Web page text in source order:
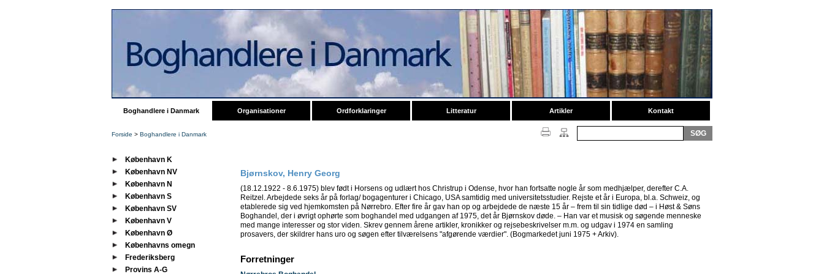
Boghandlere i Danmark Organisationer Ordforklaringer Litteratur Artikler Kontakt
Forside > Boghandlere i Danmark
København K
København NV
København N
København S
København SV
København V
København Ø
Københavns omegn
Frederiksberg
Provins A-G
Bjørnskov, Henry Georg
(18.12.1922 - 8.6.1975) blev født i Horsens og udlært hos Christrup i Odense, hvor han fortsatte nogle år som medhjælper, derefter C.A.
Reitzel. Arbejdede seks år på forlag/ bogagenturer i Chicago, USA samtidig med universitetsstudier. Rejste et år i Europa, bl.a. Schweiz, og
etablerede sig ved hjemkomsten på Nørrebro. Efter fire år gav han op og arbejdede de næste 15 år – frem til sin tidlige død – i Høst & Søns
Boghandel, der i øvrigt ophørte som boghandel med udgangen af 1975, det år Bjørnskov døde. – Han var et musisk og søgende menneske
med mange interesser og stor viden. Skrev gennem årene artikler, kronikker og rejsebeskrivelser m.m. og udgav i 1974 en samling
prosavers, der skildrer hans uro og søgen efter tilværelsens "afgørende værdier". (Bogmarkedet juni 1975 + Arkiv).
Forretninger